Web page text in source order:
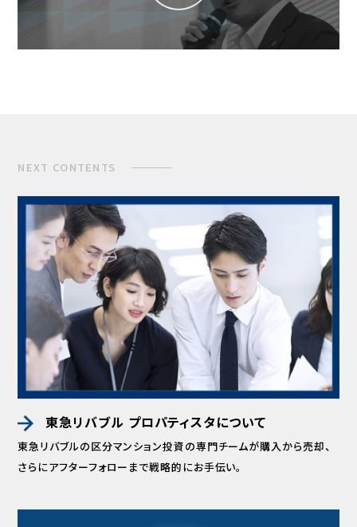
NEXT CONTENTS
東急リバブル プロパティスタについて
東急リバブルの区分マンション投資の専門チームが購入から売却、
さらにアフターフォローまで戦略的にお手伝い。